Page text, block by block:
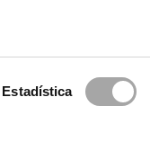
Estadística